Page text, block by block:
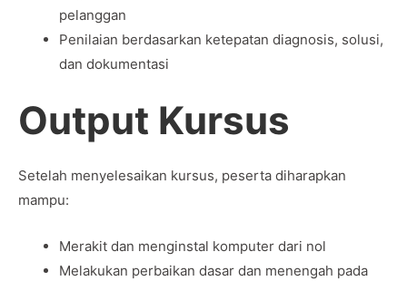
pelanggan
Penilaian berdasarkan ketepatan diagnosis, solusi,
dan dokumentasi
Output Kursus
Setelah menyelesaikan kursus, peserta diharapkan
mampu:
Merakit dan menginstal komputer dari nol
Melakukan perbaikan dasar dan menengah pada